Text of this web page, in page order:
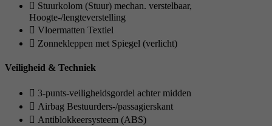
Stuurkolom (Stuur) mechan. verstelbaar,
Hoogte-/lengteverstelling
Vloermatten Textiel
Zonnekleppen met Spiegel (verlicht)
Veiligheid & Techniek
3-punts-veiligheidsgordel achter midden
Airbag Bestuurders-/passagierskant
Antiblokkeersysteem (ABS)